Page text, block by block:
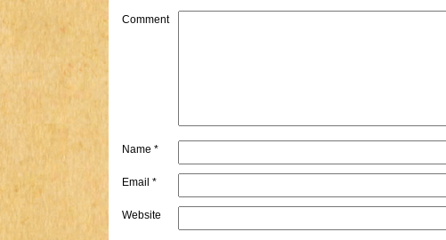
Comment
Name *
Email *
Website